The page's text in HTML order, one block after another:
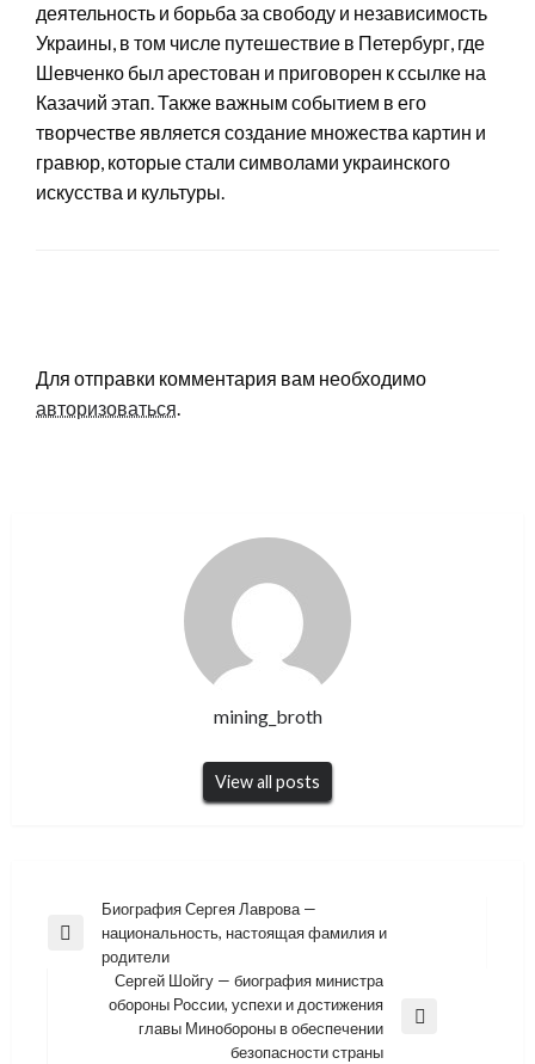
деятельность и борьба за свободу и независимость
Украины, в том числе путешествие в Петербург, где
Шевченко был арестован и приговорен к ссылке на
Казачий этап. Также важным событием в его
творчестве является создание множества картин и
гравюр, которые стали символами украинского
искусства и культуры.
Для отправки комментария вам необходимо
авторизоваться.
mining_broth
View all posts
Навигация
по
записям
Previous
Биография Сергея Лаврова —
национальность, настоящая фамилия и
родители
Сергей Шойгу — биография министра
обороны России, успехи и достижения
главы Минобороны в обеспечении
безопасности страны